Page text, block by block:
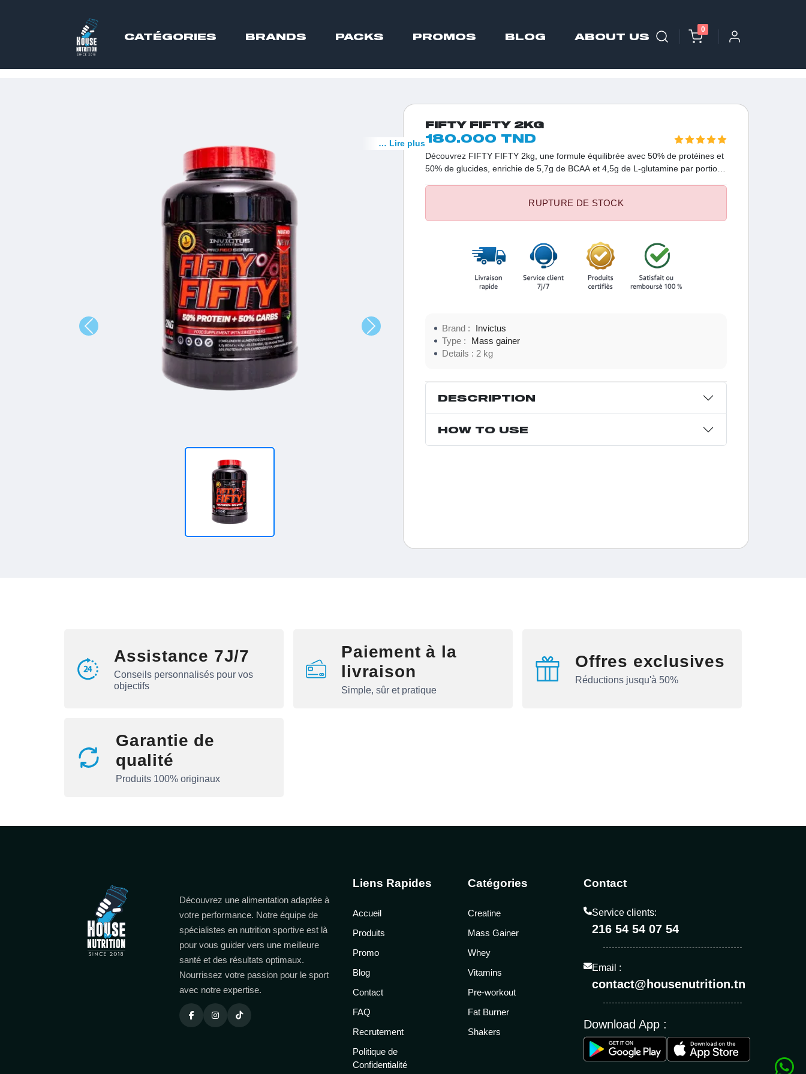
CATÉGORIES BRANDS PACKS PROMOS BLOG ABOUT US
0
FIFTY FIFTY 2KG
180.000 TND
Découvrez FIFTY FIFTY 2kg, une formule équilibrée avec 50% de protéines et
50% de glucides, enrichie de 5,7g de BCAA et 4,5g de L-glutamine par portion.
… Lire plus
RUPTURE DE STOCK
Brand :
Invictus
Type :
Mass gainer
Details :
2 kg
DESCRIPTION
HOW TO USE
Assistance 7J/7
Conseils personnalisés pour vos
objectifs
Paiement à la
livraison
Simple, sûr et pratique
Offres exclusives
Réductions jusqu'à 50%
Garantie de
qualité
Produits 100% originaux
Découvrez une alimentation adaptée à
votre performance. Notre équipe de
spécialistes en nutrition sportive est là
pour vous guider vers une meilleure
santé et des résultats optimaux.
Nourrissez votre passion pour le sport
avec notre expertise.
Liens Rapides
Accueil
Produits
Promo
Blog
Contact
FAQ
Recrutement
Politique de
Confidentialité
Catégories
Creatine
Mass Gainer
Whey
Vitamins
Pre-workout
Fat Burner
Shakers
Contact
Service clients:
216 54 54 07 54
Email :
contact@housenutrition.tn
Download App :